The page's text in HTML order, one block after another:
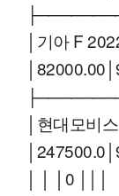
│기아 F
│현대모비
│ │ │0 │││